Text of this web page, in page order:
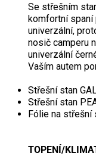
Se střešním
komfortní spaní
univerzální,
nosič camperu
univerzální
Vaším autem
Střešní stan
Střešní stan
Fólie na střešní
TOPENÍ/